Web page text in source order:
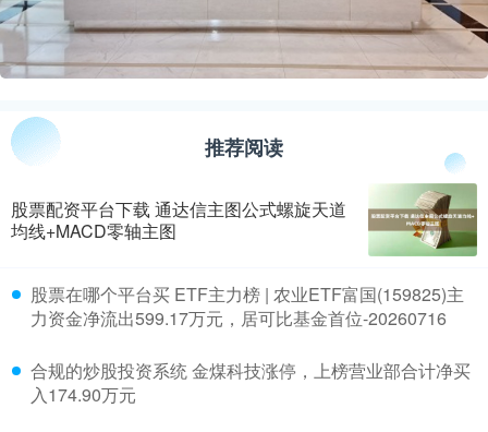
推荐阅读
股票配资平台下载 通达信主图公式螺旋天道
均线+MACD零轴主图
​股票在哪个平台买 ETF主力榜 | 农业ETF富国(159825)主
力资金净流出599.17万元，居可比基金首位-20260716
​合规的炒股投资系统 金煤科技涨停，上榜营业部合计净买
入174.90万元